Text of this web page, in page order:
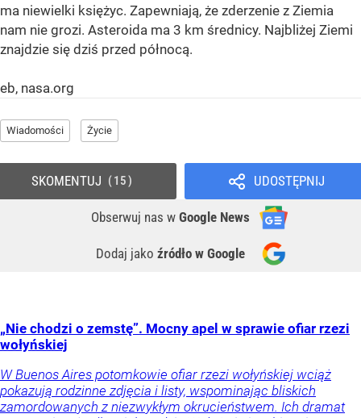
ma niewielki księżyc. Zapewniają, że zderzenie z Ziemia
nam nie grozi. Asteroida ma 3 km średnicy. Najbliżej Ziemi
znajdzie się dziś przed północą.
eb, nasa.org
Wiadomości Życie
UDOSTĘPNIJ
Obserwuj nas w Google News
Dodaj jako źródło w Google
SKOMENTUJ 15
„Nie chodzi o zemstę”. Mocny apel w sprawie ofiar rzezi
wołyńskiej
W Buenos Aires potomkowie ofiar rzezi wołyńskiej wciąż
pokazują rodzinne zdjęcia i listy, wspominając bliskich
zamordowanych z niezwykłym okrucieństwem. Ich dramat